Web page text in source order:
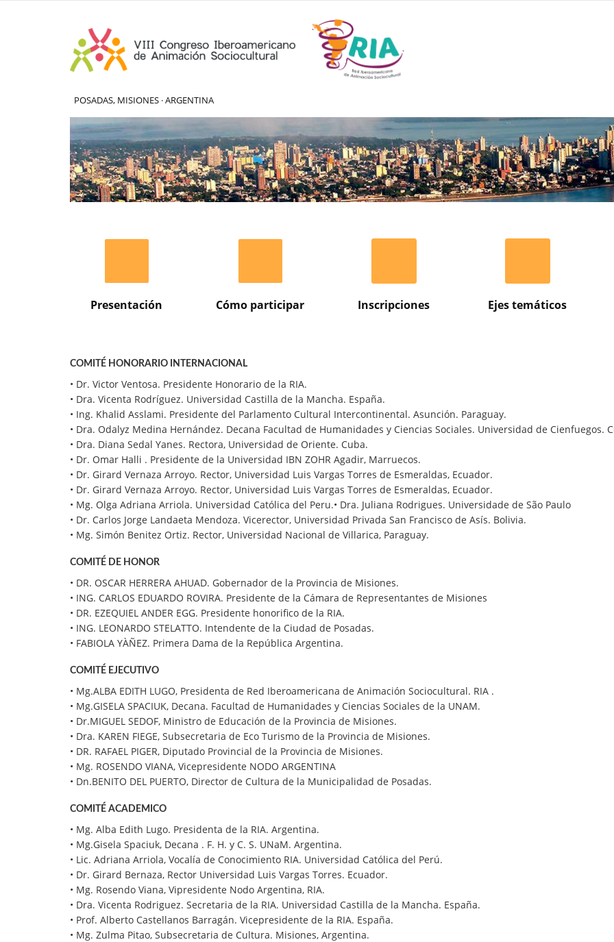
POSADAS, MISIONES · ARGENTINA
Presentación Cómo participar Inscripciones Ejes temáticos
COMITÉ HONORARIO INTERNACIONAL
• Dr. Victor Ventosa. Presidente Honorario de la RIA.
• Dra. Vicenta Rodríguez. Universidad Castilla de la Mancha. España.
• Ing. Khalid Asslami. Presidente del Parlamento Cultural Intercontinental. Asunción. Paraguay.
• Dra. Odalyz Medina Hernández. Decana Facultad de Humanidades y Ciencias Sociales. Universidad de Cienfuegos.
• Dra. Diana Sedal Yanes. Rectora, Universidad de Oriente. Cuba.
• Dr. Omar Halli . Presidente de la Universidad IBN ZOHR Agadir, Marruecos.
• Dr. Girard Vernaza Arroyo. Rector, Universidad Luis Vargas Torres de Esmeraldas, Ecuador.
• Dr. Girard Vernaza Arroyo. Rector, Universidad Luis Vargas Torres de Esmeraldas, Ecuador.
• Mg. Olga Adriana Arriola. Universidad Católica del Peru.• Dra. Juliana Rodrigues. Universidade de São Paulo
• Dr. Carlos Jorge Landaeta Mendoza. Vicerector, Universidad Privada San Francisco de Asís. Bolivia.
• Mg. Simón Benitez Ortiz. Rector, Universidad Nacional de Villarica, Paraguay.
COMITÉ DE HONOR
• DR. OSCAR HERRERA AHUAD. Gobernador de la Provincia de Misiones.
• ING. CARLOS EDUARDO ROVIRA. Presidente de la Cámara de Representantes de Misiones
• DR. EZEQUIEL ANDER EGG. Presidente honorifico de la RIA.
• ING. LEONARDO STELATTO. Intendente de la Ciudad de Posadas.
• FABIOLA YÀÑEZ. Primera Dama de la República Argentina.
COMITÉ EJECUTIVO
• Mg.ALBA EDITH LUGO, Presidenta de Red Iberoamericana de Animación Sociocultural. RIA .
• Mg.GISELA SPACIUK, Decana. Facultad de Humanidades y Ciencias Sociales de la UNAM.
• Dr.MIGUEL SEDOF, Ministro de Educación de la Provincia de Misiones.
• Dra. KAREN FIEGE, Subsecretaria de Eco Turismo de la Provincia de Misiones.
• DR. RAFAEL PIGER, Diputado Provincial de la Provincia de Misiones.
• Mg. ROSENDO VIANA, Vicepresidente NODO ARGENTINA
• Dn.BENITO DEL PUERTO, Director de Cultura de la Municipalidad de Posadas.
COMITÉ ACADEMICO
• Mg. Alba Edith Lugo. Presidenta de la RIA. Argentina.
• Mg.Gisela Spaciuk, Decana . F. H. y C. S. UNaM. Argentina.
• Lic. Adriana Arriola, Vocalía de Conocimiento RIA. Universidad Católica del Perú.
• Dr. Girard Bernaza, Rector Universidad Luis Vargas Torres. Ecuador.
• Mg. Rosendo Viana, Vipresidente Nodo Argentina, RIA.
• Dra. Vicenta Rodriguez. Secretaria de la RIA. Universidad Castilla de la Mancha. España.
• Prof. Alberto Castellanos Barragán. Vicepresidente de la RIA. España.
• Mg. Zulma Pitao, Subsecretaria de Cultura. Misiones, Argentina.